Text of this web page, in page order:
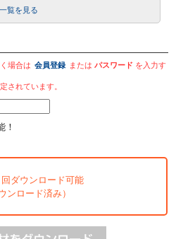
一覧を見る
場合は 会員登録 またはパスワード を入力す
されています。
！
回ダウンロード可能
ンロード済み）